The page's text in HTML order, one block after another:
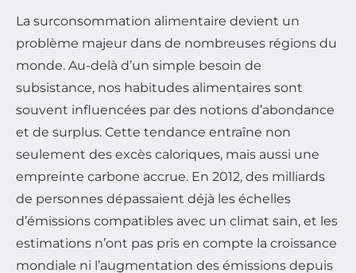
La surconsommation alimentaire devient un
problème majeur dans de nombreuses régions du
monde. Au-delà d’un simple besoin de
subsistance, nos habitudes alimentaires sont
souvent influencées par des notions d’abondance
et de surplus. Cette tendance entraîne non
seulement des excès caloriques, mais aussi une
empreinte carbone accrue. En 2012, des milliards
de personnes dépassaient déjà les échelles
d’émissions compatibles avec un climat sain, et les
estimations n’ont pas pris en compte la croissance
mondiale ni l’augmentation des émissions depuis